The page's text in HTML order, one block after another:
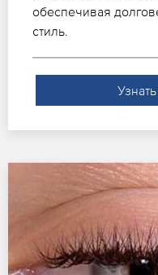
обеспечивая
стиль.